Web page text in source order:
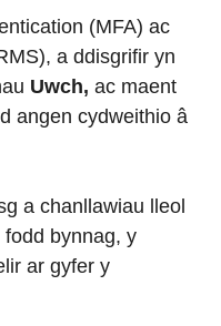
(MFA) ac
a ddisgrifir yn
Uwch, ac maent
angen cydweithio â
a chanllawiau lleol
bynnag, y
ar gyfer y